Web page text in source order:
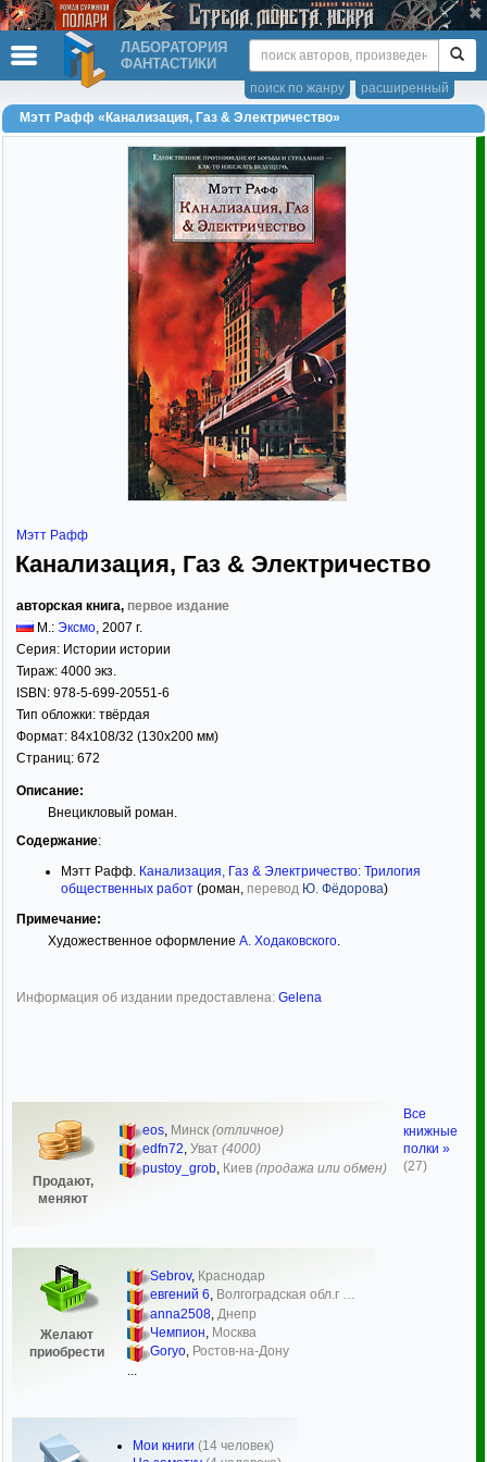
ЛАБОРАТОРИЯ
ФАНТАСТИКИ
расширенный
поиск по жанру
Мэтт Рафф «Канализация, Газ & Электричество»
Мэтт Рафф
Канализация, Газ & Электричество
авторская книга, первое издание
М.: Эксмо, 2007 г.
Серия: Истории истории
Тираж: 4000 экз.
ISBN: 978-5-699-20551-6
Тип обложки: твёрдая
Формат: 84x108/32 (130x200 мм)
Страниц: 672
Описание:
Внецикловый роман.
Содержание:
Мэтт Рафф. Канализация, Газ & Электричество: Трилогия
общественных работ (роман, перевод Ю. Фёдорова)
Примечание:
Художественное оформление А. Ходаковского.
Информация об издании предоставлена: Gelena
Продают,
меняют
eos, Минск (отличное)
edfn72, Уват (4000)
pustoy_grob Киев (продажа или обмен)
Желают
приобрести
Sebrov, Краснодар
евгений 6, Волгоградская обл.г …
anna2508 Днепр
Чемпион, Москва
Goryo, Ростов-на-Дону
Мои книги (14 человек)
Все
книжные
полки »
(27)